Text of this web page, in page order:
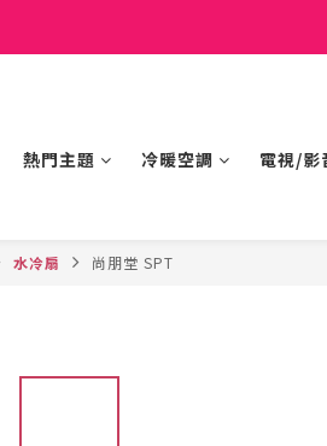
熱門主題 冷暖空調 電視/影
水冷扇 尚朋堂 SPT